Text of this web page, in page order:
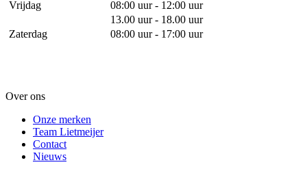
Vrijdag
08:00 uur - 12:00 uur
13.00 uur - 18.00 uur
Zaterdag
08:00 uur - 17:00 uur
Over ons
Onze merken
Team Lietmeijer
Contact
Nieuws